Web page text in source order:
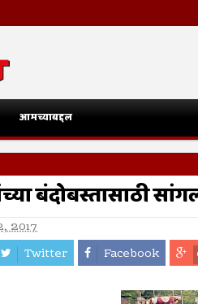
आमच्याबद्दल
बंदोबस्तासाठी
2017
Twitter Facebook